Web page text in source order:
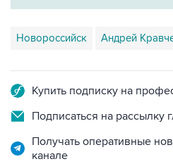
Новороссийск Андрей
Купить подписку на
Подписаться на рассылку
Получать оперативные
канале